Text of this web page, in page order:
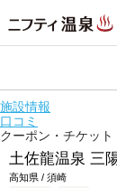
施設情報
口コミ
クーポン・チケット
土佐龍温泉 三
高知県 / 須崎